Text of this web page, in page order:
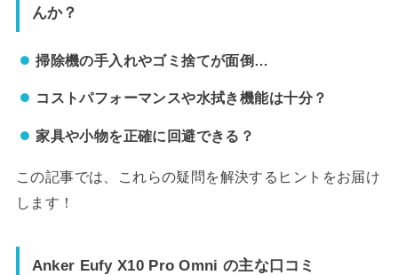
んか？
掃除機の手入れやゴミ捨てが面倒…
コストパフォーマンスや水拭き機能は十分？
家具や小物を正確に回避できる？
この記事では、これらの疑問を解決するヒントをお届け
します！
Anker Eufy X10 Pro Omni の主な口コミ